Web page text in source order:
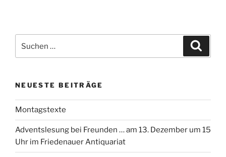
nach:
NEUESTE BEITRÄGE
Montagstexte
Adventslesung bei Freunden … am 13. Dezember um 15
Uhr im Friedenauer Antiquariat